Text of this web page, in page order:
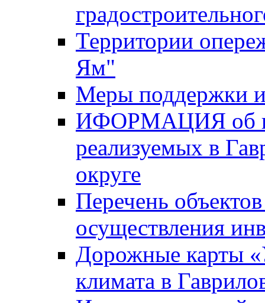
Территории
Ям"
Меры поддержки
ИФОРМАЦИЯ об
реализуемых в
округе
Перечень
осуществления
Дорожные карты
климата в